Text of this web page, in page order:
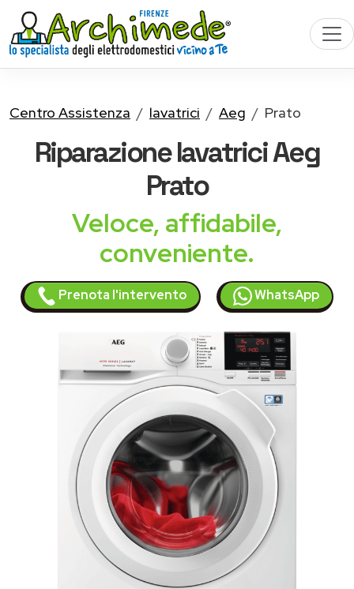
Centro Assistenza lavatrici Aeg Prato
Riparazionelavatrici Aeg
Prato
Veloce, affidabile,
conveniente.
Prenota l'intervento WhatsApp